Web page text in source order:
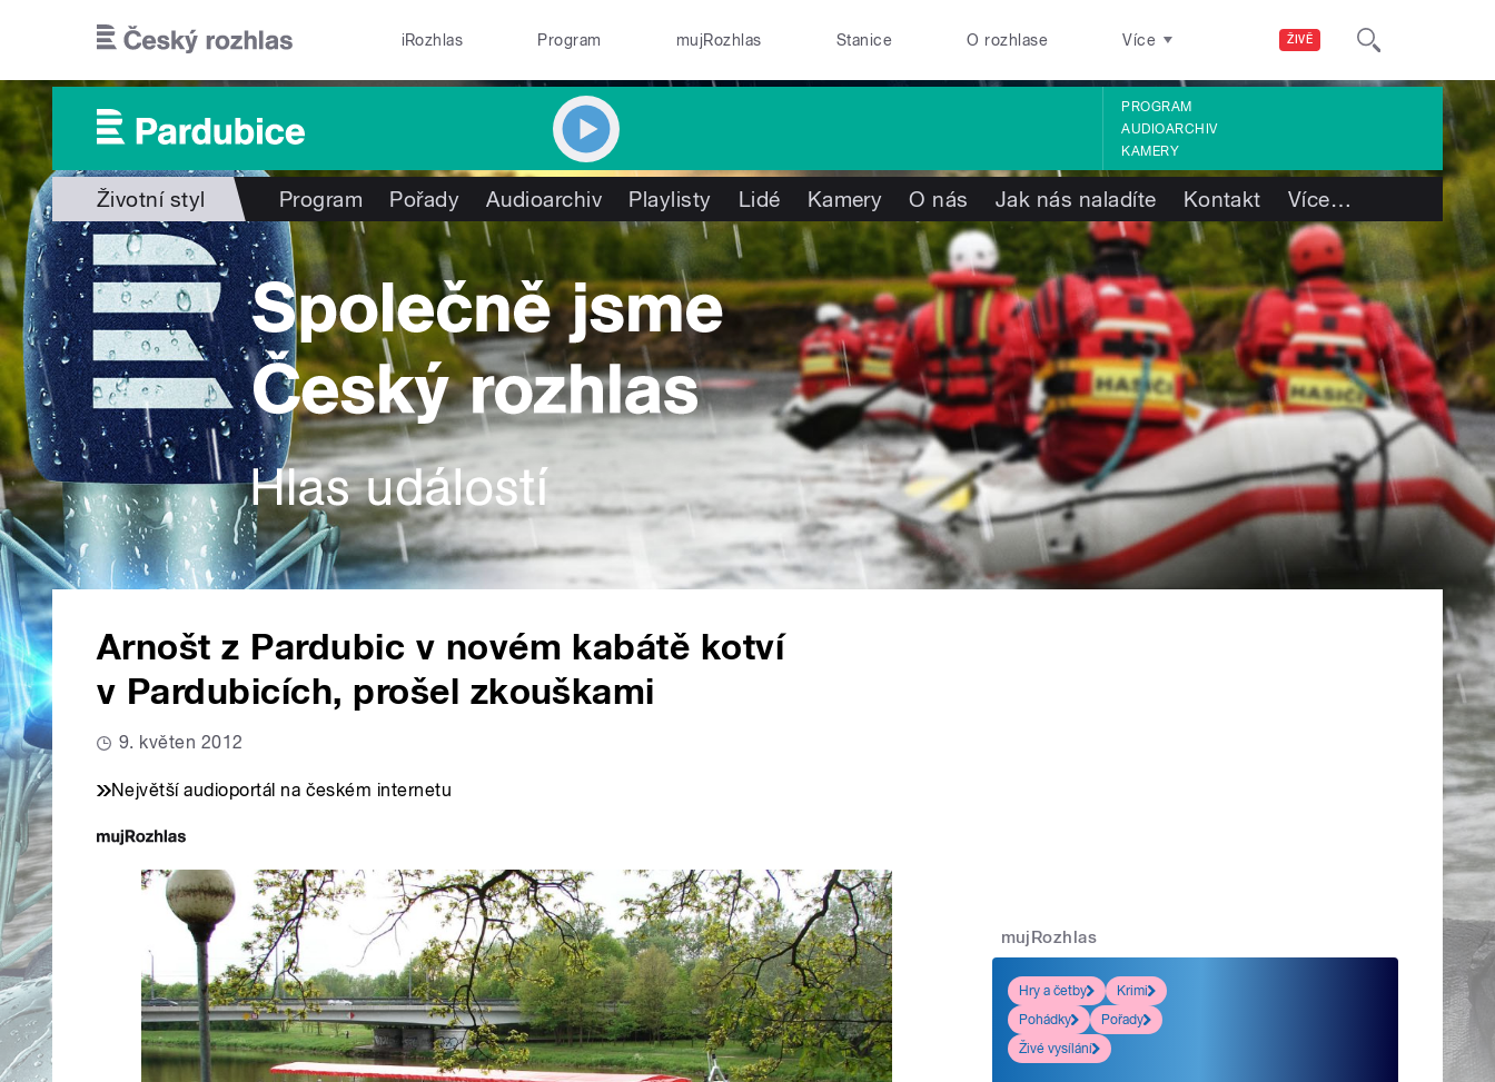
ŽIVĚ
iRozhlas Program mujRozhlas Stanice O rozhlase Více
PROGRAM
AUDIOARCHIV
KAMERY
Životní styl Program Pořady Audioarchiv Playlisty Lidé Kamery O nás Jak nás naladíte Kontakt Více…
Arnošt z Pardubic v novém kabátě kotví
v Pardubicích, prošel zkouškami
9. květen 2012
Největší audioportál na českém internetu
mujRozhlas
Hry a četby
Krimi
Pohádky
Pořady
Živé vysílání